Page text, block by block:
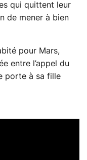
qui quittent leur
de mener à bien
pour Mars,
entre l’appel du
porte à sa fille